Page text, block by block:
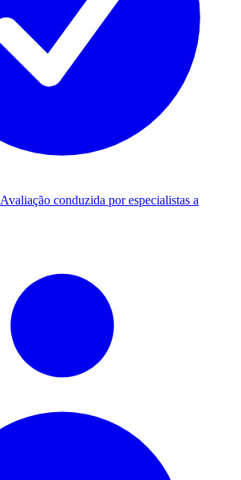
Avaliação conduzida por especialistas a